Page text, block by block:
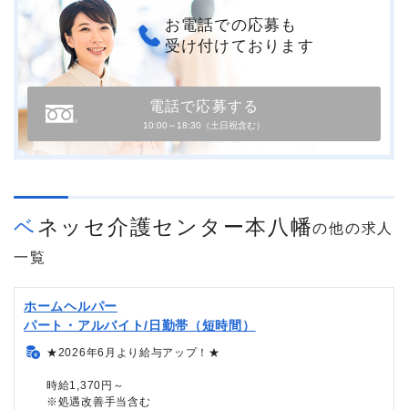
お電話での応募も
受け付けております
電話で応募する
10:00～18:30（土日祝含む）
ベネッセ介護センター本八幡の他の求人
一覧
ホームヘルパー
パート・アルバイト/日勤帯（短時間）
★2026年6月より給与アップ！★
時給1,370円～
※処遇改善手当含む